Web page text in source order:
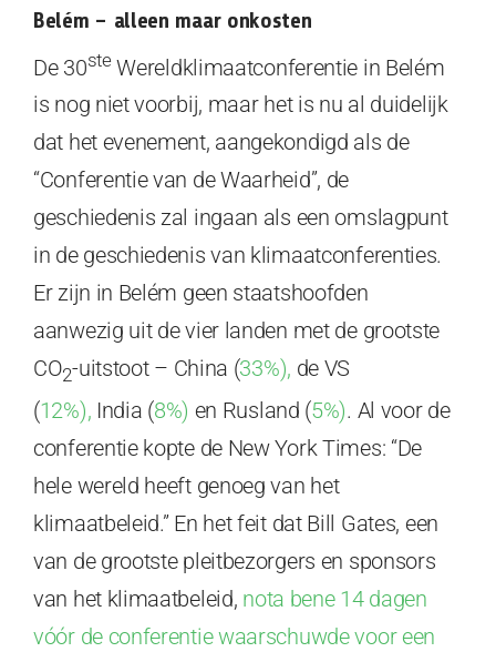
Belém – alleen maar onkosten
De 30steWereldklimaatconferentie in Belém
is nog niet voorbij, maar het is nu al duidelijk
dat het evenement, aangekondigd als de
“Conferentie van de Waarheid”, de
geschiedenis zal ingaan als een omslagpunt
in de geschiedenis van klimaatconferenties.
Er zijn in Belém geen staatshoofden
aanwezig uit de vier landen met de grootste
CO2-uitstoot – China (33%), de VS
(12%), India (8%) en Rusland (5%). Al voor de
conferentie kopte de New York Times: “De
hele wereld heeft genoeg van het
klimaatbeleid.” En het feit dat Bill Gates, een
van de grootste pleitbezorgers en sponsors
van het klimaatbeleid, nota bene 14 dagen
vóór de conferentie waarschuwde voor een